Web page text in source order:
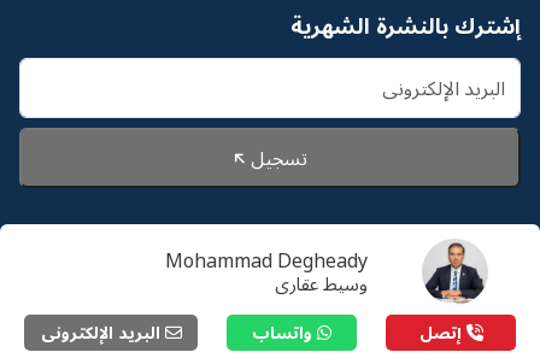
Mohammad Degheady
وسيط عقارى
إتصل واتساب البريد الإلكترونى
إشترك بالنشرة الشهرية
تسجيل
© 2026 Nileestate. جميع الحقوق محفوظة لشركة نايل
استيت
سياسة الخصوصية